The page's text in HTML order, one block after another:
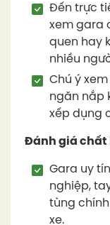
Đến trực
xem gara
quen hay
nhiều
Chú ý
ngăn nắp
xếp dụng
Đánh giá chất
Gara uy
nghiệp,
tùng
xe.